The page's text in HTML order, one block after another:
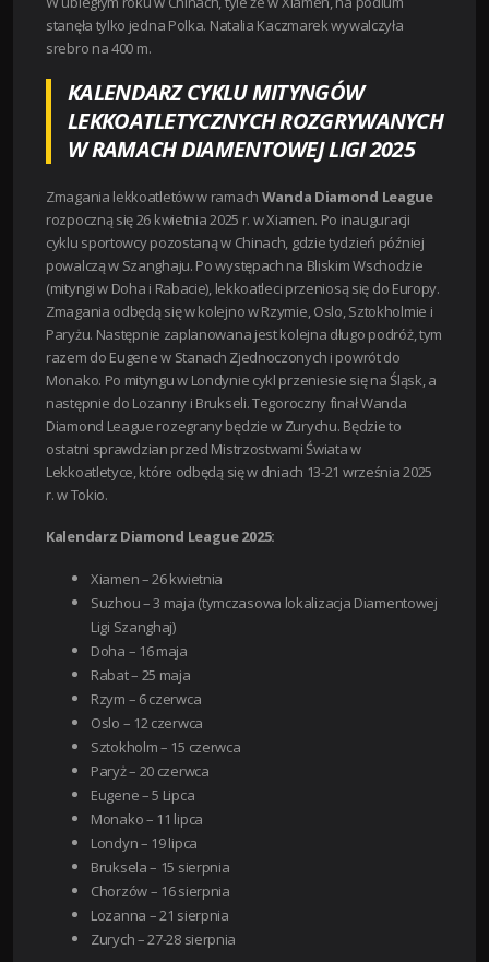
stanęła tylko jedna Polka. Natalia Kaczmarek wywalczyła
srebro na 400 m.
KALENDARZ CYKLU MITYNGÓW
LEKKOATLETYCZNYCH ROZGRYWANYCH
W RAMACH DIAMENTOWEJ LIGI 2025
Zmagania lekkoatletów w ramach Wanda Diamond League
rozpoczną się 26 kwietnia 2025 r. w Xiamen. Po inauguracji
cyklu sportowcy pozostaną w Chinach, gdzie tydzień później
powalczą w Szanghaju. Po występach na Bliskim Wschodzie
(mityngi w Doha i Rabacie), lekkoatleci przeniosą się do Europy.
Zmagania odbędą się w kolejno w Rzymie, Oslo, Sztokholmie i
Paryżu. Następnie zaplanowana jest kolejna długo podróż, tym
razem do Eugene w Stanach Zjednoczonych i powrót do
Monako. Po mityngu w Londynie cykl przeniesie się na Śląsk, a
następnie do Lozanny i Brukseli. Tegoroczny finał Wanda
Diamond League rozegrany będzie w Zurychu. Będzie to
ostatni sprawdzian przed Mistrzostwami Świata w
Lekkoatletyce, które odbędą się w dniach 13-21 września 2025
r. w Tokio.
Kalendarz Diamond League 2025:
Xiamen – 26 kwietnia
Suzhou – 3 maja (tymczasowa lokalizacja Diamentowej
Ligi Szanghaj)
Doha – 16 maja
Rabat – 25 maja
Rzym – 6 czerwca
Oslo – 12 czerwca
Sztokholm – 15 czerwca
Paryż – 20 czerwca
Eugene – 5 Lipca
Monako – 11 lipca
Londyn – 19 lipca
Bruksela – 15 sierpnia
Chorzów – 16 sierpnia
Lozanna – 21 sierpnia
Zurych – 27-28 sierpnia